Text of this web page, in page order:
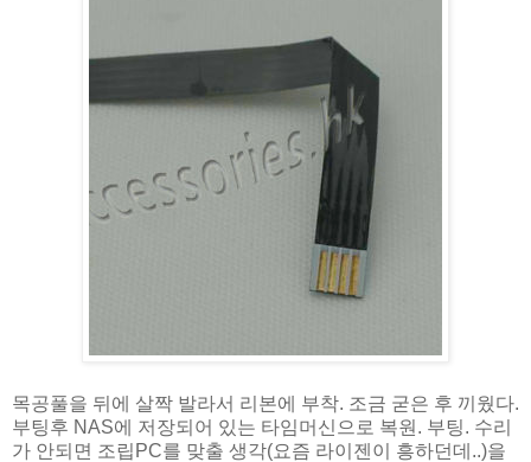
목공풀을 뒤에 살짝 발라서 리본에 부착. 조금 굳은 후 끼웠다.
부팅후 NAS에 저장되어 있는 타임머신으로 복원. 부팅. 수리
가 안되면 조립PC를 맞출 생각(요즘 라이젠이 흥하던데..)을